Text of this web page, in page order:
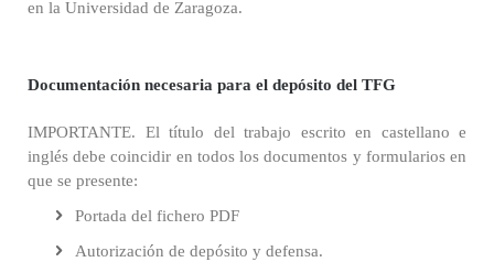
en la Universidad de Zaragoza.
Documentación necesaria para el depósito del TFG
IMPORTANTE. El título del trabajo escrito en castellano e
inglés debe coincidir en todos los documentos y formularios en
que se presente:
Portada del fichero PDF
Autorización de depósito y defensa.